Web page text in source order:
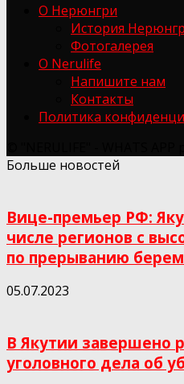
О Нерюнгри
История
Фотогалерея
О Nerulife
Напишите нам
Контакты
Политика
Больше новостей
Вице-премьер РФ:
числе регионов с
по прерыванию
05.07.2023
В Якутии завершено
уголовного дела об